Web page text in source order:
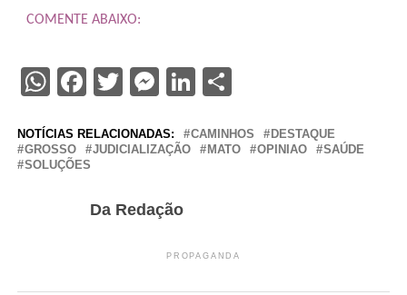
COMENTE ABAIXO:
WhatsApp
Facebook
Twitter
Messenger
LinkedIn
Share
NOTÍCIAS RELACIONADAS: CAMINHOS
DESTAQUE
GROSSO
JUDICIALIZAÇÃO MATO OPINIAO
SAÚDE
SOLUÇÕES
Da Redação
PROPAGANDA